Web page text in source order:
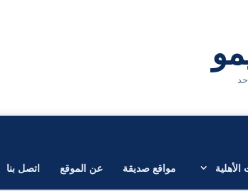
مواقع صديقة عن الموقع اتصل بنا